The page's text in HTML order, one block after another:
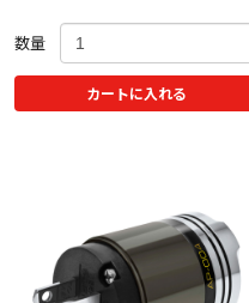
数量
カートに入れる